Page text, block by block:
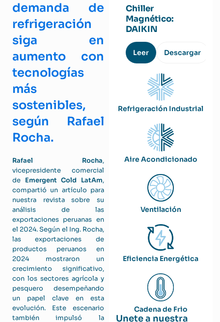
demanda de
refrigeración
siga en
aumento con
tecnologías
más
sostenibles,
según Rafael
Rocha.
Rafael Rocha,
vicepresidente comercial
de Emergent Cold LatAm,
compartió un artículo para
nuestra revista sobre su
análisis de las
exportaciones peruanas en
el 2024. Según el Ing. Rocha,
las exportaciones de
productos peruanos en
2024 mostraron un
crecimiento significativo,
con los sectores agrícola y
pesquero desempeñando
un papel clave en esta
evolución. Este escenario
también impulsó la
Chiller
Magnético:
DAIKIN
Leer Descargar
Refrigeración Industrial
Aire Acondicionado
Ventilación
Eficiencia Energética
Cadena de Frio
Unete a nuestra